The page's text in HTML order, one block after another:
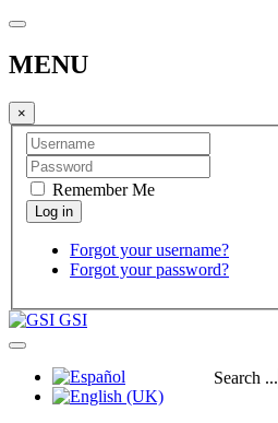
MENU
×
Remember Me
Forgot your username?
Forgot your password?
GSI
Search ...